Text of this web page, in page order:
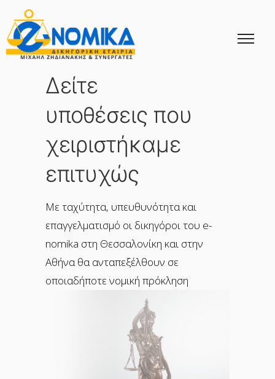
Δείτε
υποθέσεις που
χειριστήκαμε
επιτυχώς
Με ταχύτητα, υπευθυνότητα και
επαγγελματισμό οι δικηγόροι του e-
nomika στη Θεσσαλονίκη και στην
Αθήνα θα ανταπεξέλθουν σε
οποιαδήποτε νομική πρόκληση